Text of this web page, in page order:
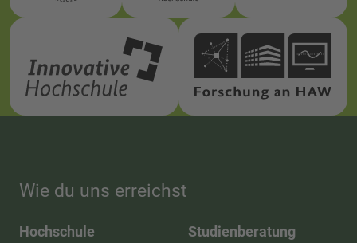
Wie du uns erreichst
Hochschule
Studienberatung